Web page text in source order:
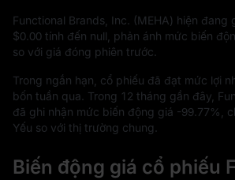
Functional Brands, Inc. (MEHA) hiện đang
$0.00 tính đến null, phản ánh mức biến
so với giá đóng phiên trước.
Trong ngắn hạn, cổ phiếu đã đạt mức lợi
bốn tuần qua. Trong 12 tháng gần đây,
đã ghi nhận mức biến động giá -99.77%
,
Yếu so với thị trường chung.
Biến động giá cổ phiếu